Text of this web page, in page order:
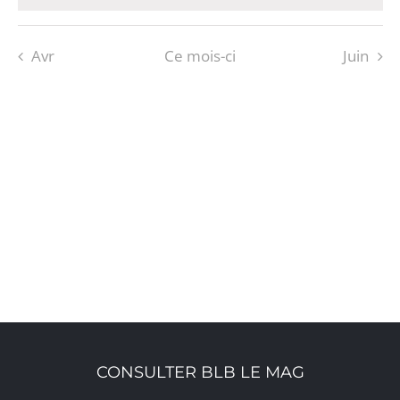
Avr Ce mois-ci Juin
CONSULTER BLB LE MAG